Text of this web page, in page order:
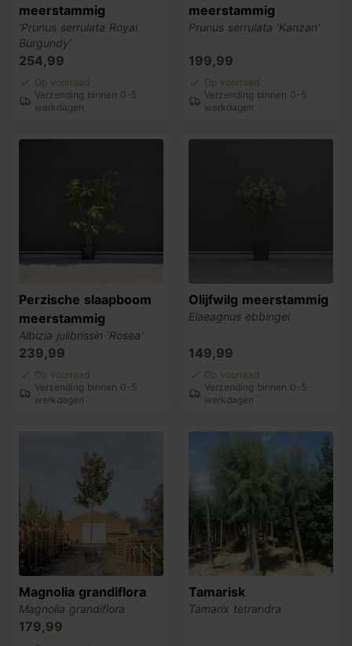
meerstammig
‘Prunus serrulata Royal
Burgundy’
254,99
Op voorraad
Verzending binnen 0-5
werkdagen
meerstammig
Prunus serrulata ‘Kanzan'
199,99
Op voorraad
Verzending binnen 0-5
werkdagen
Perzische slaapboom
meerstammig
Albizia julibrissin 'Rosea'
239,99
Op voorraad
Verzending binnen 0-5
werkdagen
Olijfwilg meerstammig
Elaeagnus ebbingei
149,99
Op voorraad
Verzending binnen 0-5
werkdagen
Magnolia grandiflora
Magnolia grandiflora
179,99
Tamarisk
Tamarix tetrandra